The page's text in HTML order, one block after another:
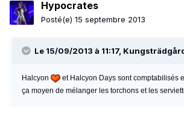
Hypocrates
Posté(e) 15 septembre 2013
Le 15/09/2013 à 11:17,
Halcyon
et Halcyon Days sont comptabilisés
ça moyen de mélanger les torchons et les